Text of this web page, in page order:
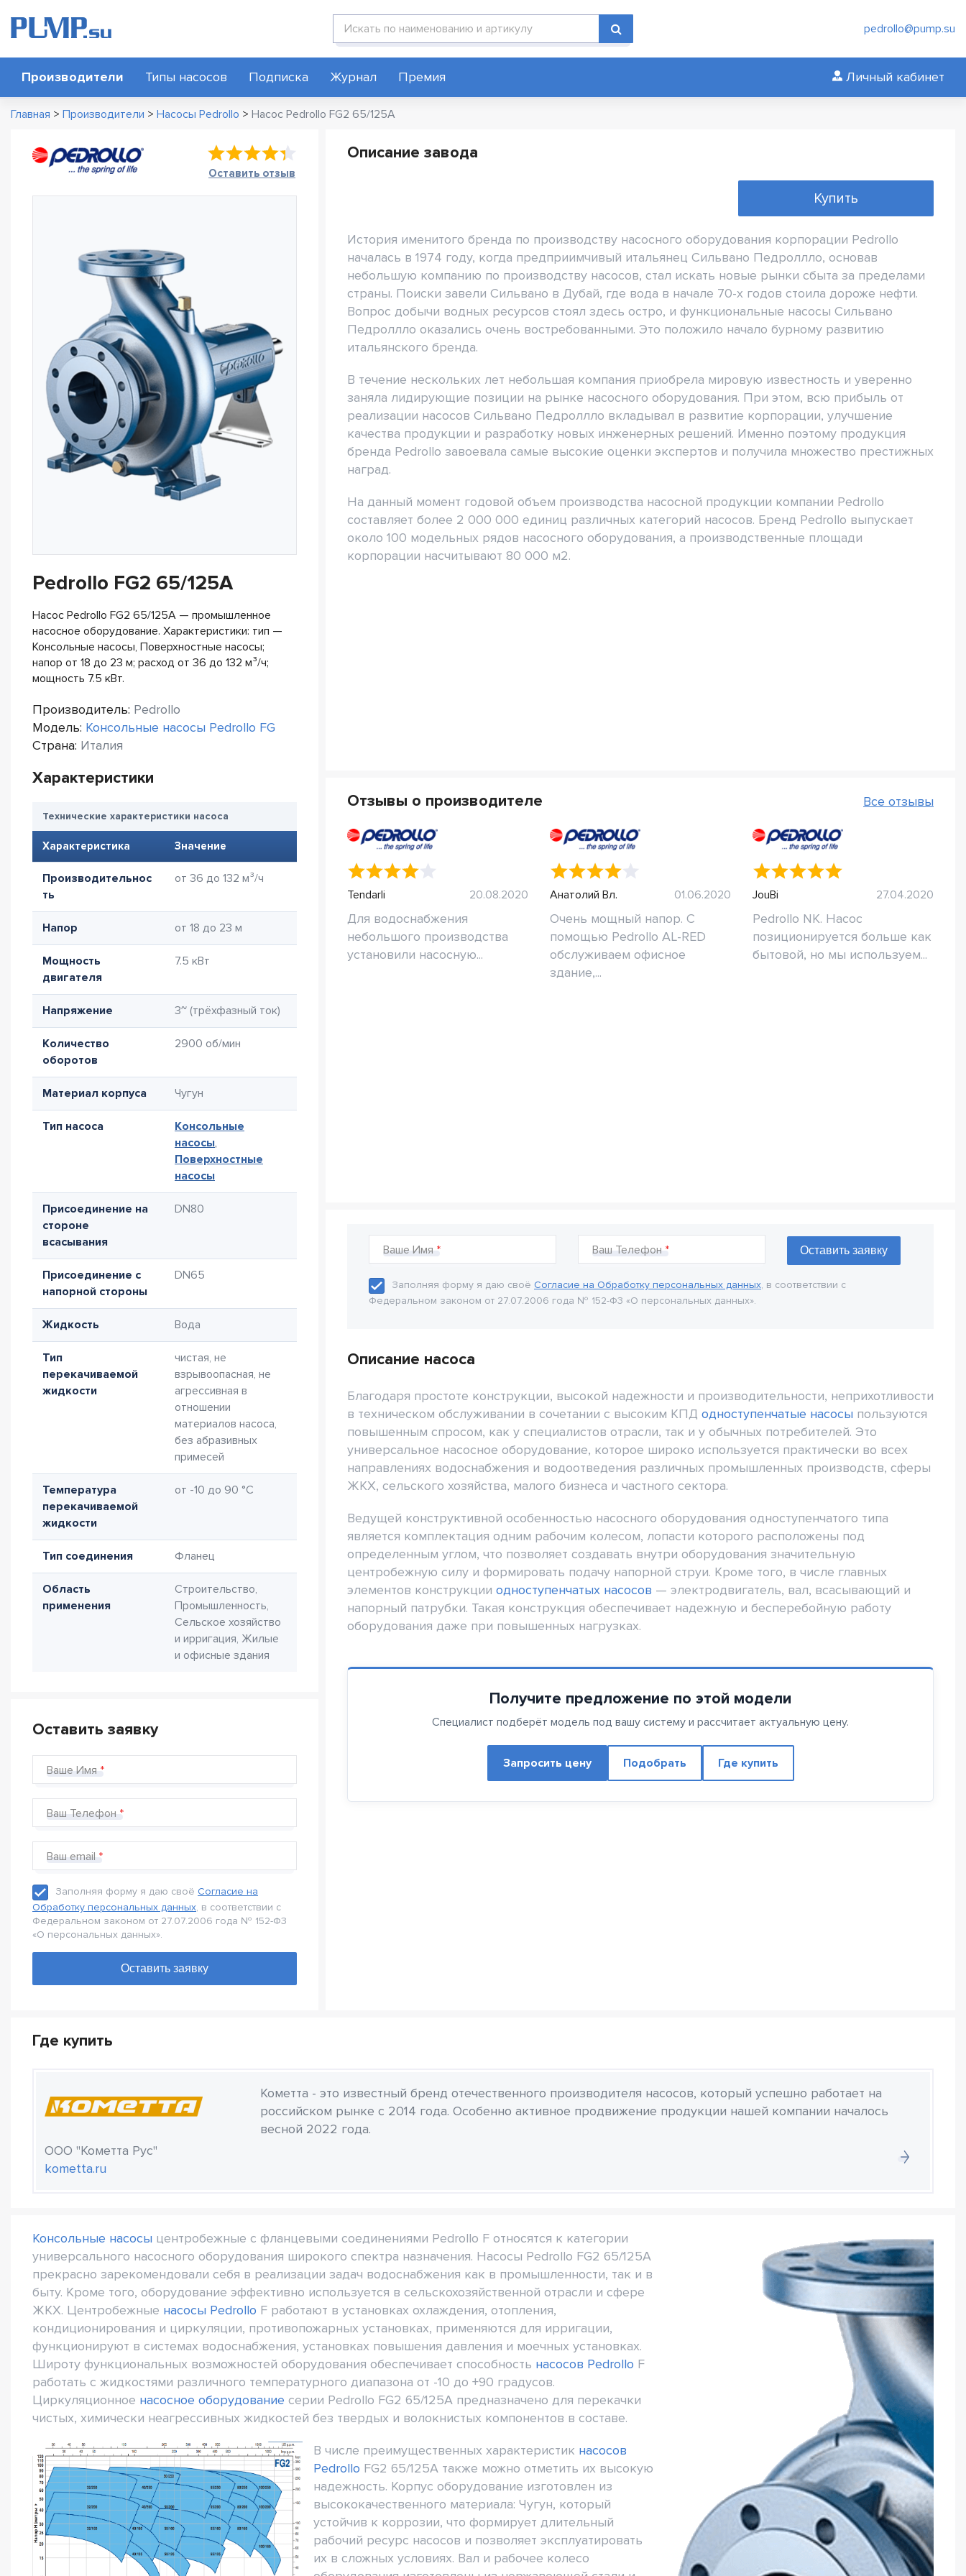
Поиск по каталогу pedrollo@pump.su
Производители Типы насосов Подписка Журнал Премия Личный кабинет
Главная > Производители > Насосы Pedrollo > Насос Pedrollo FG2 65/125A
Оставить отзыв
Pedrollo FG2 65/125A
Насос Pedrollo FG2 65/125A — промышленное
насосное оборудование. Характеристики: тип —
Консольные насосы, Поверхностные насосы;
напор от 18 до 23 м; расход от 36 до 132 м³/ч;
мощность 7.5 кВт.
Производитель: Pedrollo
Модель: Консольные насосы Pedrollo FG
Страна: Италия
Характеристики
Технические характеристики насоса
Характеристика Значение
Производительнос
ть
от 36 до 132 м³/ч
Напор от 18 до 23 м
Мощность
двигателя
7.5 кВт
Напряжение 3~ (трёхфазный ток)
Количество
оборотов
2900 об/мин
Материал корпуса Чугун
Тип насоса
Консольные
насосы,
Поверхностные
насосы
Присоединение на
стороне
всасывания
DN80
Присоединение с
напорной стороны
DN65
Жидкость Вода
Тип
перекачиваемой
жидкости
чистая, не
взрывоопасная, не
агрессивная в
отношении
материалов насоса,
без абразивных
примесей
Температура
перекачиваемой
жидкости
от -10 до 90 °C
Тип соединения Фланец
Область
применения
Строительство,
Промышленность,
Сельское хозяйство
и ирригация, Жилые
и офисные здания
Оставить заявку
Ваше Имя
Ваш Телефон
Ваш email
Заполняя форму я даю своё Согласие на
Обработку персональных данных, в соответствии с
Федеральном законом от 27.07.2006 года № 152-Ф3
«О персональных данных».
Описание завода
Купить
История именитого бренда по производству насосного оборудования корпорации Pedrollo
началась в 1974 году, когда предприимчивый итальянец Сильвано Педроллло, основав
небольшую компанию по производству насосов, стал искать новые рынки сбыта за пределами
страны. Поиски завели Сильвано в Дубай, где вода в начале 70-х годов стоила дороже нефти.
Вопрос добычи водных ресурсов стоял здесь остро, и функциональные насосы Сильвано
Педроллло оказались очень востребованными. Это положило начало бурному развитию
итальянского бренда.
В течение нескольких лет небольшая компания приобрела мировую известность и уверенно
заняла лидирующие позиции на рынке насосного оборудования. При этом, всю прибыль от
реализации насосов Сильвано Педроллло вкладывал в развитие корпорации, улучшение
качества продукции и разработку новых инженерных решений. Именно поэтому продукция
бренда Pedrollo завоевала самые высокие оценки экспертов и получила множество престижных
наград.
На данный момент годовой объем производства насосной продукции компании Pedrollo
составляет более 2 000 000 единиц различных категорий насосов. Бренд Pedrollo выпускает
около 100 модельных рядов насосного оборудования, а производственные площади
корпорации насчитывают 80 000 м2.
Отзывы о производителе Все отзывы
Tendarli 20.08.2020
Для водоснабжения
небольшого производства
установили насосную...
Анатолий Вл. 01.06.2020
Очень мощный напор. С
помощью Pedrollo AL-RED
обслуживаем офисное
здание,...
JouBi 27.04.2020
Pedrollo NK. Насос
позиционируется больше как
бытовой, но мы используем...
Ваше Имя Ваш Телефон
Заполняя форму я даю своё Согласие на Обработку персональных данных, в соответствии с
Федеральном законом от 27.07.2006 года № 152-Ф3 «О персональных данных».
Описание насоса
Благодаря простоте конструкции, высокой надежности и производительности, неприхотливости
в техническом обслуживании в сочетании с высоким КПД одноступенчатые насосы пользуются
повышенным спросом, как у специалистов отрасли, так и у обычных потребителей. Это
универсальное насосное оборудование, которое широко используется практически во всех
направлениях водоснабжения и водоотведения различных промышленных производств, сферы
ЖКХ, сельского хозяйства, малого бизнеса и частного сектора.
Ведущей конструктивной особенностью насосного оборудования одноступенчатого типа
является комплектация одним рабочим колесом, лопасти которого расположены под
определенным углом, что позволяет создавать внутри оборудования значительную
центробежную силу и формировать подачу напорной струи. Кроме того, в числе главных
элементов конструкции одноступенчатых насосов — электродвигатель, вал, всасывающий и
напорный патрубки. Такая конструкция обеспечивает надежную и бесперебойную работу
оборудования даже при повышенных нагрузках.
Получите предложение по этой модели
Специалист подберёт модель под вашу систему и рассчитает актуальную цену.
Запросить цену Подобрать Где купить
Где купить
ООО "Кометта Рус"
kometta.ru
Кометта - это известный бренд отечественного производителя насосов, который успешно работает на
российском рынке с 2014 года. Особенно активное продвижение продукции нашей компании началось
весной 2022 года.
Консольные насосы центробежные с фланцевыми соединениями Pedrollo F относятся к категории
универсального насосного оборудования широкого спектра назначения. Насосы Pedrollo FG2 65/125A
прекрасно зарекомендовали себя в реализации задач водоснабжения как в промышленности, так и в
быту. Кроме того, оборудование эффективно используется в сельскохозяйственной отрасли и сфере
ЖКХ. Центробежные насосы Pedrollo F работают в установках охлаждения, отопления,
кондиционирования и циркуляции, противопожарных установках, применяются для ирригации,
функционируют в системах водоснабжения, установках повышения давления и моечных установках.
Широту функциональных возможностей оборудования обеспечивает способность насосов Pedrollo F
работать с жидкостями различного температурного диапазона от -10 до +90 градусов.
Циркуляционное насосное оборудование серии Pedrollo FG2 65/125A предназначено для перекачки
чистых, химически неагрессивных жидкостей без твердых и волокнистых компонентов в составе.
В числе преимущественных характеристик насосов
Pedrollo FG2 65/125A также можно отметить их высокую
надежность. Корпус оборудование изготовлен из
высококачественного материала: Чугун, который
устойчив к коррозии, что формирует длительный
рабочий ресурс насосов и позволяет эксплуатировать
их в сложных условиях. Вал и рабочее колесо